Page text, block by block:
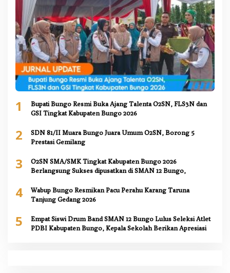
1
Bupati Bungo Resmi Buka Ajang Talenta O2SN, FLS3N dan
GSI Tingkat Kabupaten Bungo 2026
2
SDN 81/II Muara Bungo Juara Umum O2SN, Borong 5
Prestasi Gemilang
3
O2SN SMA/SMK Tingkat Kabupaten Bungo 2026
Berlangsung Sukses dipusatkan di SMAN 12 Bungo,
4
Wabup Bungo Resmikan Pacu Perahu Karang Taruna
Tanjung Gedang 2026
5
Empat Siswi Drum Band SMAN 12 Bungo Lulus Seleksi Atlet
PDBI Kabupaten Bungo, Kepala Sekolah Berikan Apresiasi